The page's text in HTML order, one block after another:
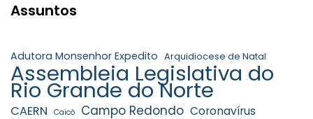
Assuntos
Adutora Monsenhor Expedito Arquidiocese de Natal
Assembleia Legislativa do
Rio Grande do Norte
CAERN Caicó Campo Redondo Coronavírus